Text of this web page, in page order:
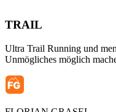
TRAIL
Ultra Trail Running und
Unmögliches möglich